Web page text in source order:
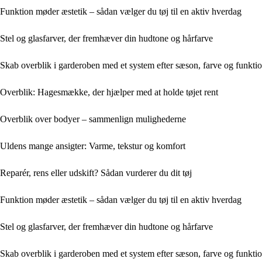
Funktion møder æstetik – sådan vælger du tøj til en aktiv hverdag
Stel og glasfarver, der fremhæver din hudtone og hårfarve
Skab overblik i garderoben med et system efter sæson, farve og
Overblik: Hagesmække, der hjælper med at holde tøjet rent
Overblik over bodyer – sammenlign mulighederne
Uldens mange ansigter: Varme, tekstur og komfort
Reparér, rens eller udskift? Sådan vurderer du dit tøj
Funktion møder æstetik – sådan vælger du tøj til en aktiv hverdag
Stel og glasfarver, der fremhæver din hudtone og hårfarve
Skab overblik i garderoben med et system efter sæson, farve og